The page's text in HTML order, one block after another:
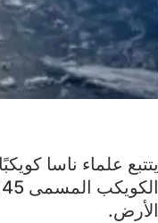
يتتبع علماء ناسا
الأرض.